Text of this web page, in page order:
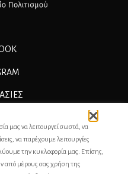
μας να λειτουργεί σωστά, να
να παρέχουμε λειτουργίες
την κυκλοφορία μας. Επίσης,
από μέρους σας χρήση της